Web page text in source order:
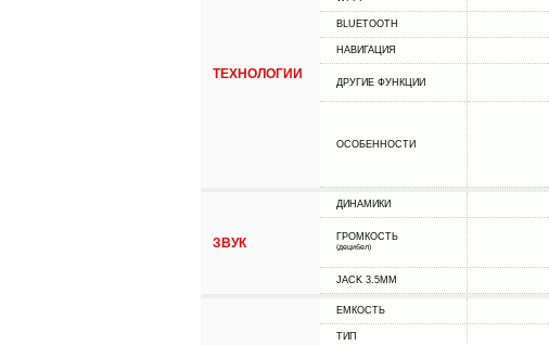
ТЕХНОЛОГИИ
BLUETOOTH
НАВИГАЦИЯ
ДРУГИЕ ФУНКЦИИ
ОСОБЕННОСТИ
ЗВУК
ДИНАМИКИ
ГРОМКОСТЬ
(децибел)
JACK 3.5MM
ЕМКОСТЬ
ТИП